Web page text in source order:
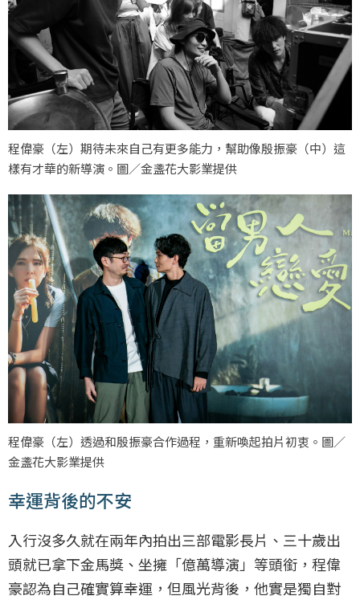
程偉豪（左）期待未來自己有更多能力，幫助像殷振豪（中）這
樣有才華的新導演。圖／金盞花大影業提供
程偉豪（左）透過和殷振豪合作過程，重新喚起拍片初衷。圖／
金盞花大影業提供
幸運背後的不安
入行沒多久就在兩年內拍出三部電影長片、三十歲出
頭就已拿下金馬獎、坐擁「億萬導演」等頭銜，程偉
豪認為自己確實算幸運，但風光背後，他實是獨自對